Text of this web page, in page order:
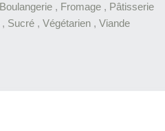
Boulangerie, Fromage, Pâtisserie
, Sucré , Végétarien , Viande